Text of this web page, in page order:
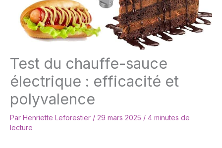
Test du chauffe-sauce
électrique : efficacité et
polyvalence
Par Henriette Leforestier / 29 mars 2025 / 4 minutes de
lecture